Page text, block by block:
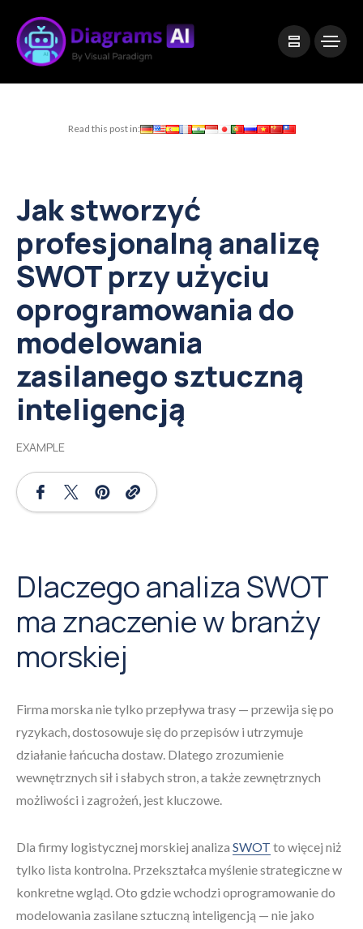
Read this post in:
Jak stworzyć
profesjonalną analizę
SWOT przy użyciu
oprogramowania do
modelowania
zasilanego sztuczną
inteligencją
EXAMPLE
Dlaczego analiza SWOT
ma znaczenie w branży
morskiej
Firma morska nie tylko przepływa trasy — przewija się po
ryzykach, dostosowuje się do przepisów i utrzymuje
działanie łańcucha dostaw. Dlatego zrozumienie
wewnętrznych sił i słabych stron, a także zewnętrznych
możliwości i zagrożeń, jest kluczowe.
Dla firmy logistycznej morskiej analiza SWOT to więcej niż
tylko lista kontrolna. Przekształca myślenie strategiczne w
konkretne wgląd. Oto gdzie wchodzi oprogramowanie do
modelowania zasilane sztuczną inteligencją — nie jako